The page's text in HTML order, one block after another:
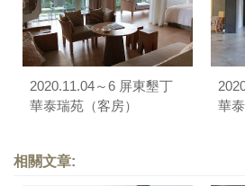
2020.11.04～6 屏東墾丁
華泰瑞苑（客房）
華
相關文章: